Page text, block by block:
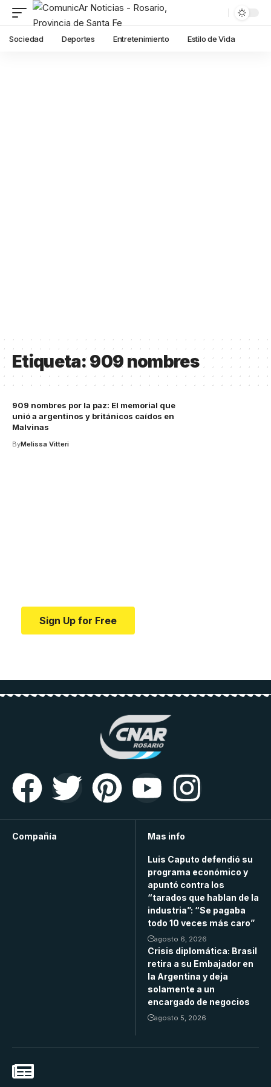
Sociedad Deportes Entretenimiento Estilo de Vida
Etiqueta:909 nombres
909 nombres por la paz: El memorial que
unió a argentinos y británicos caídos en
Malvinas
ByMelissa Vitteri
Sign Up for Free
Compañía Mas info
Luis Caputo defendió su
programa económico y
apuntó contra los
“tarados que hablan de la
industria”: “Se pagaba
todo 10 veces más caro”
agosto 6, 2026
Crisis diplomática: Brasil
retira a su Embajador en
la Argentina y deja
solamente a un
encargado de negocios
agosto 5, 2026